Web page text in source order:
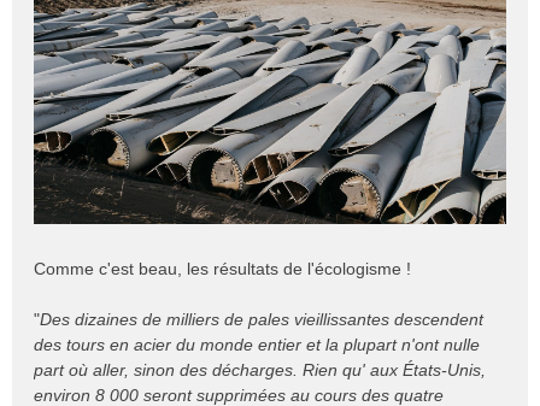
Comme c'est beau, les résultats de l'écologisme !
"Des dizaines de milliers de pales vieillissantes descendent
des tours en acier du monde entier et la plupart n'ont nulle
part où aller, sinon des décharges. Rien qu' aux États-Unis,
environ 8 000 seront supprimées au cours des quatre